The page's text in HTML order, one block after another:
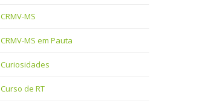
CRMV-MS
CRMV-MS em Pauta
Curiosidades
Curso de RT